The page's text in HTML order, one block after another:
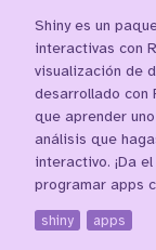
Shiny es un
interactivas con
visualización de
desarrollado con
que aprender
análisis que
interactivo. ¡Da
programar apps
shiny apps